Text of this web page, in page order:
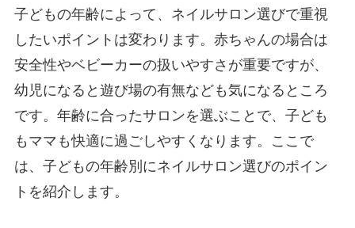
子どもの年齢によって、ネイルサロン選びで重視
したいポイントは変わります。赤ちゃんの場合は
安全性やベビーカーの扱いやすさが重要ですが、
幼児になると遊び場の有無なども気になるところ
です。年齢に合ったサロンを選ぶことで、子ども
もママも快適に過ごしやすくなります。ここで
は、子どもの年齢別にネイルサロン選びのポイン
トを紹介します。